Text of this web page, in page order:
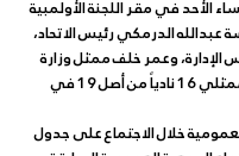
مساء الأحد في مقر اللجنة الأولمبية
عبدالله الدرمكي رئيس الاتحاد،
وعمر خلف ممثل وزارة
الرياضة، إلى جانب ممثلي 16 نادياً من أصل 19 في
خلال الاجتماع على جدول